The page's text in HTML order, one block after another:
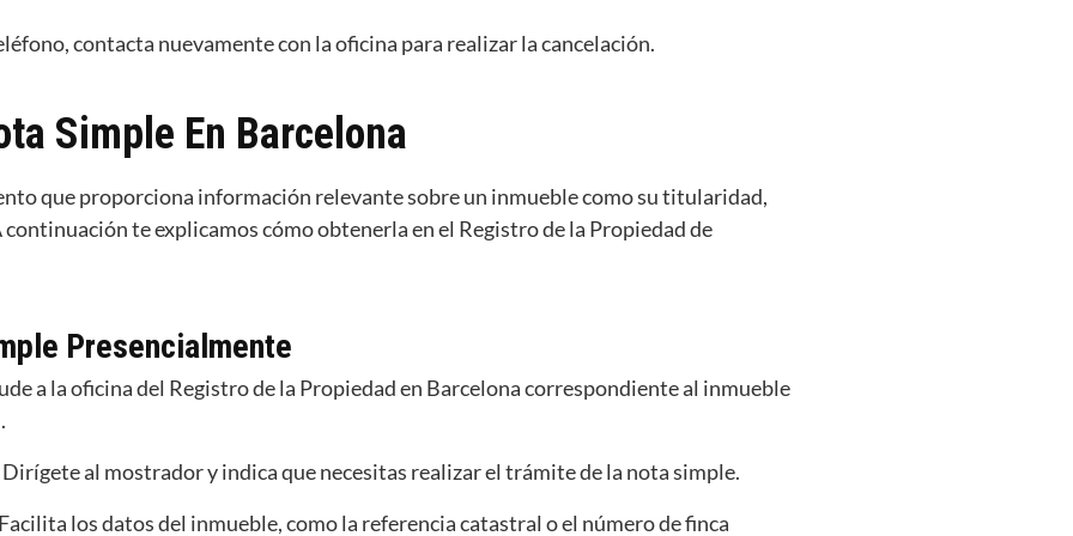
contacta nuevamente con la oficina para realizar la cancelación.
Simple En Barcelona
que proporciona información relevante sobre un inmueble como su titularidad,
te explicamos cómo obtenerla en el Registro de la Propiedad de
Presencialmente
a la oficina del Registro de la Propiedad en Barcelona correspondiente al inmueble
al mostrador y indica que necesitas realizar el trámite de la nota simple.
los datos del inmueble, como la referencia catastral o el número de finca